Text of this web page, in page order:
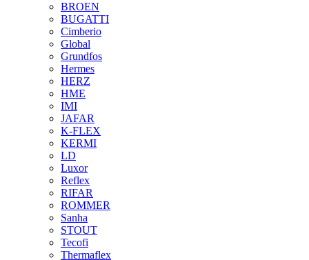
BROEN
BUGATTI
Cimberio
Global
Grundfos
Hermes
HERZ
HME
IMI
JAFAR
K-FLEX
KERMI
LD
Luxor
Reflex
RIFAR
ROMMER
Sanha
STOUT
Tecofi
Thermaflex